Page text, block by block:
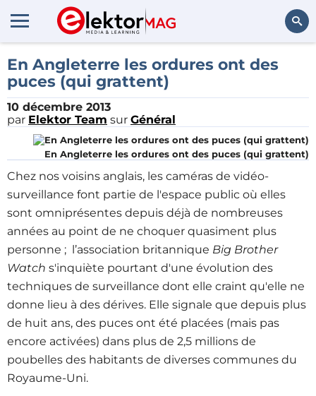
Rechercher
En Angleterre les ordures ont des
puces (qui grattent)
10 décembre 2013
par Elektor Team sur Général
En Angleterre les ordures ont des puces (qui grattent)
Chez nos voisins anglais, les caméras de vidéo-
surveillance font partie de l'espace public où elles
sont omniprésentes depuis déjà de nombreuses
années au point de ne choquer quasiment plus
personne ; l’association britannique Big Brother
Watch s'inquiète pourtant d'une évolution des
techniques de surveillance dont elle craint qu'elle ne
donne lieu à des dérives. Elle signale que depuis plus
de huit ans, des puces ont été placées (mais pas
encore activées) dans plus de 2,5 millions de
poubelles des habitants de diverses communes du
Royaume-Uni.